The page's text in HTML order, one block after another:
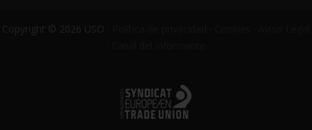
Copyright © 2026 USO ·